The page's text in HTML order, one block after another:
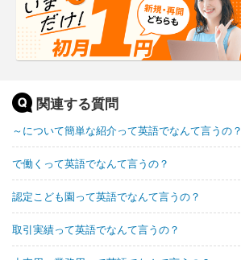
関連する質問
～について簡単な紹介って英語でなんて言うの？
で働くって英語でなんて言うの？
認定こども園って英語でなんて言うの？
取引実績って英語でなんて言うの？